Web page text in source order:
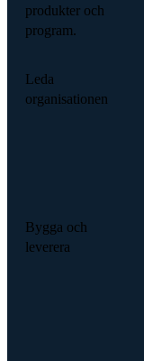
produkter och
program.
Leda
organisationen
Bygga och
leverera